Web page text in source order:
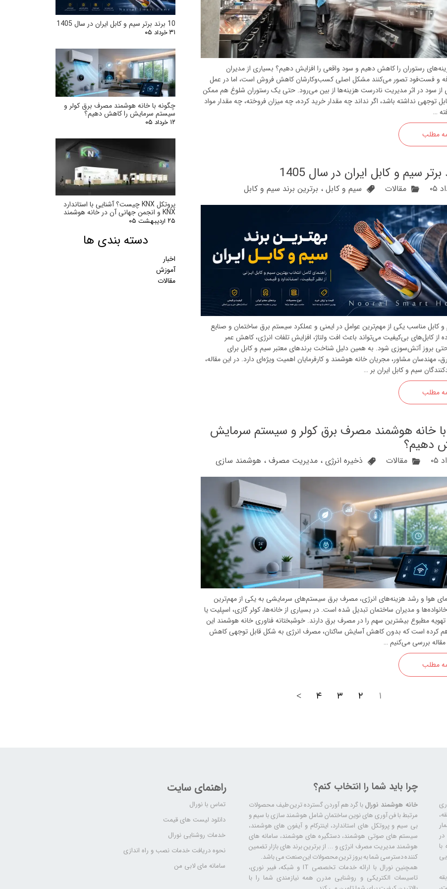
رستوران را کاهش دهیم و سود واقعی را افزایش دهیم؟ بسیاری از مدیران
و فست‌فود تصور می‌کنند مشکل اصلی کسب‌وکارشان کاهش فروش است، اما در عمل
سود در اثر مدیریت نادرست هزینه‌ها از بین می‌رود. حتی یک رستوران شلوغ هم ممکن
توجهی نداشته باشد، اگر نداند چه مقدار خرید کرده، چه میزان فروخته، چه مقدار مواد
…
مطلب
مقالات سیم و کابل ، برترین برند سیم و کابل
کابل مناسب یکی از مهم‌ترین عوامل در ایمنی و عملکرد سیستم برق ساختمان و صنایع
از کابل‌های بی‌کیفیت می‌تواند باعث افت ولتاژ، افزایش تلفات انرژی، کاهش عمر
بروز آتش‌سوزی شود. به همین دلیل شناخت برندهای معتبر سیم و کابل برای
مهندسان مشاور، مجریان خانه هوشمند و کارفرمایان اهمیت ویژه‌ای دارد. در این مقاله،
سیم و کابل ایران بر …
مطلب
خانه هوشمند مصرف برق کولر و سیستم سرمایش
دهیم؟
مقالات ذخیره انرژی ،مدیریت مصرف ، هوشمند سازی
هوا و رشد هزینه‌های انرژی، مصرف برق سیستم‌های سرمایشی به یکی از مهم‌ترین
و مدیران ساختمان تبدیل شده است. در بسیاری از خانه‌ها، کولر گازی، اسپلیت یا
مطبوع بیشترین سهم را در مصرف برق دارند. خوشبختانه فناوری خانه هوشمند این
کرده است که بدون کاهش آسایش ساکنان، مصرف انرژی به شکل قابل توجهی کاهش
مقاله بررسی می‌کنیم …
مطلب
۱ ۲ ۳ ۴ >
10 برند برتر سیم و کابل ایران در سال 1405
۳۱ خرداد ۰۵
چگونه با خانه هوشمند مصرف برق کولر و
سیستم سرمایش را کاهش دهیم؟
۱۲ خرداد ۰۵
پروتکل KNX چیست؟ آشنایی با استاندارد
KNX و انجمن جهانی آن در خانه هوشمند
۲۵ اردیبهشت ۰۵
دسته بندی ها
اخبار
آموزش
مقالات
سال سابقه،
راهنمای سایت
تماس با نورال
دانلود لیست های قیمت
خدمات روشنایی نورال
نحوه دریافت خدمات نصب و راه اندازی
سامانه مای لابی من
چرا باید شما را انتخاب کنم؟
خانه هوشمند نورالبا گرد هم آوردن گسترده ترین طیف محصولات
مرتبط با فن آوری های نوین ساختمان شامل هوشمند سازی با سیم و
بی سیم و پروتکل های استاندارد، اینترکام و آیفون های هوشمند،
سیستم های صوتی هوشمند، دستگیره های هوشمند، سامانه های
هوشمند مدیریت مصرف انرژی و ... از برترین برند های بازار تضمین
کننده دسترسی شما به بروز ترین محصولات این صنعت می باشد.
همچنین نورال با ارائه خدمات تخصصی IT و شبکه، فیبر نوری،
تاسیسات الکتریکی و روشنایی مدرن همه نیازمندی شما را با